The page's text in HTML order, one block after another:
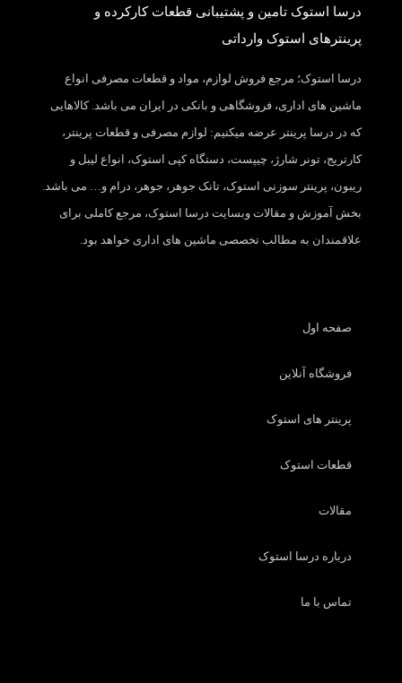
درسا استوک تامین و پشتیبانی قطعات کارکرده و
پرینترهای استوک وارداتی
درسا استوک؛ مرجع فروش لوازم، مواد و قطعات مصرفی انواع
ماشین های اداری، فروشگاهی و بانکی در ایران می باشد. کالاهایی
که در درسا پرینتر عرضه میکنیم: لوازم مصرفی و قطعات پرینتر،
کارتریج، تونر شارژ، چیپست، دستگاه کپی استوک، انواع لیبل و
ریبون، پرینتر سوزنی استوک، تانک جوهر، جوهر، درام و… می باشد.
بخش آموزش و مقالات وبسایت درسا استوک، مرجع کاملی برای
علاقمندان به مطالب تخصصی ماشین های اداری خواهد بود.
صفحه اول
فروشگاه آنلاین
پرینتر های استوک
قطعات استوک
مقالات
درباره درسا استوک
تماس با ما